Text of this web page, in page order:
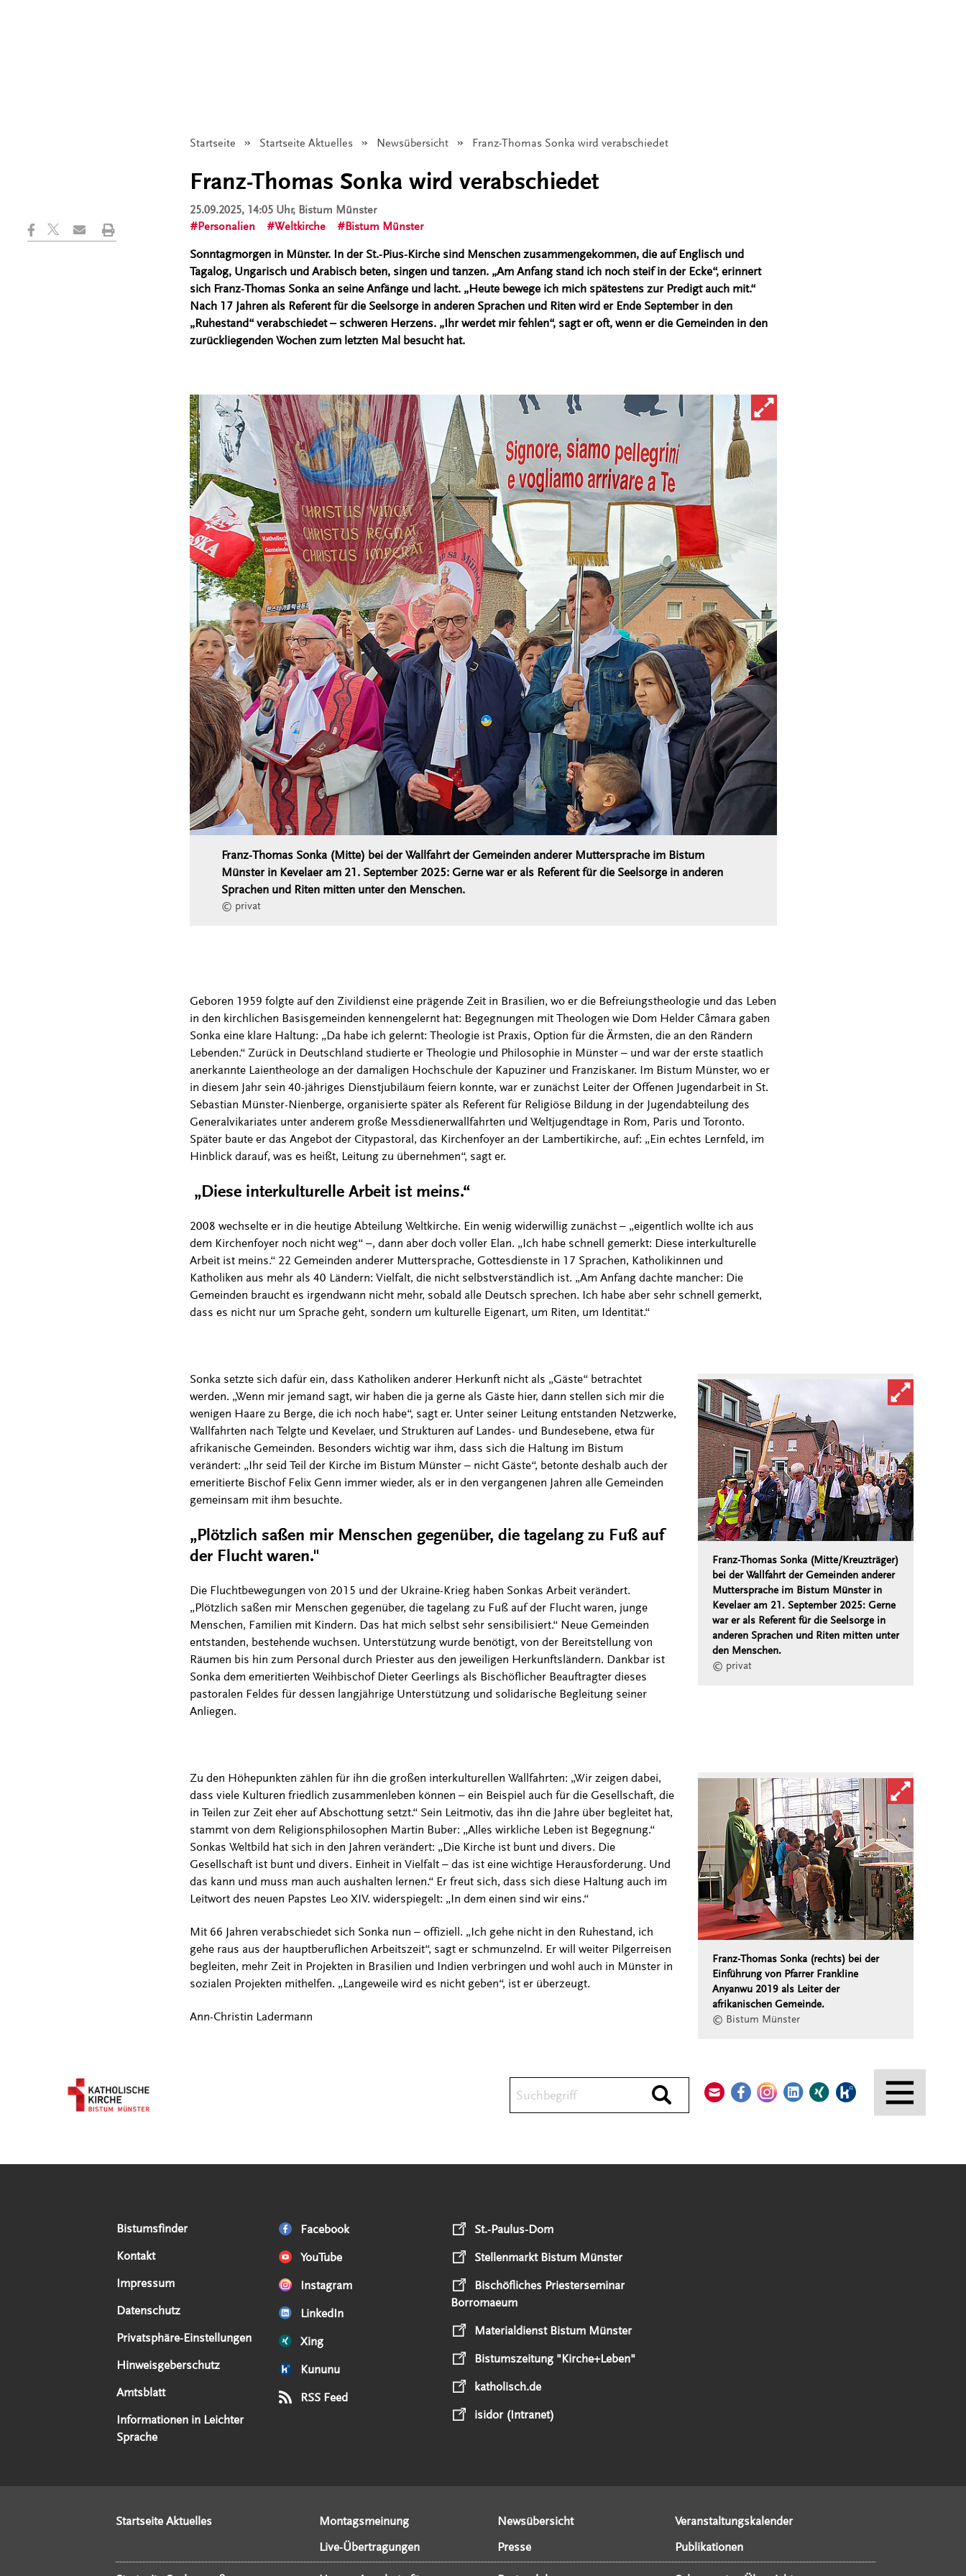
Durchsuchen
Startseite Startseite Aktuelles Newsübersicht Angezeigt:
Franz-Thomas Sonka wird verabschiedet
Franz-Thomas Sonka wird verabschiedet
25.09.2025, 14:05 Uhr, Bistum Münster
Personalien
Weltkirche Bistum Münster
Sonntagmorgen in Münster. In der St.-Pius-Kirche sind Menschen zusammengekommen, die auf Englisch und
Tagalog, Ungarisch und Arabisch beten, singen und tanzen. „Am Anfang stand ich noch steif in der Ecke“, erinnert
sich Franz-Thomas Sonka an seine Anfänge und lacht. „Heute bewege ich mich spätestens zur Predigt auch mit.“
Nach 17 Jahren als Referent für die Seelsorge in anderen Sprachen und Riten wird er Ende September in den
„Ruhestand“ verabschiedet – schweren Herzens. „Ihr werdet mir fehlen“, sagt er oft, wenn er die Gemeinden in den
zurückliegenden Wochen zum letzten Mal besucht hat.
Bild in vergrößerter Ansicht
Franz-Thomas Sonka (Mitte) bei der Wallfahrt der Gemeinden anderer Muttersprache im Bistum
Münster in Kevelaer am 21. September 2025: Gerne war er als Referent für die Seelsorge in anderen
Sprachen und Riten mitten unter den Menschen.
© privat
Geboren 1959 folgte auf den Zivildienst eine prägende Zeit in Brasilien, wo er die Befreiungstheologie und das Leben
in den kirchlichen Basisgemeinden kennengelernt hat: Begegnungen mit Theologen wie Dom Helder Câmara gaben
Sonka eine klare Haltung: „Da habe ich gelernt: Theologie ist Praxis, Option für die Ärmsten, die an den Rändern
Lebenden.“ Zurück in Deutschland studierte er Theologie und Philosophie in Münster – und war der erste staatlich
anerkannte Laientheologe an der damaligen Hochschule der Kapuziner und Franziskaner. Im Bistum Münster, wo er
in diesem Jahr sein 40-jähriges Dienstjubiläum feiern konnte, war er zunächst Leiter der Offenen Jugendarbeit in St.
Sebastian Münster-Nienberge, organisierte später als Referent für Religiöse Bildung in der Jugendabteilung des
Generalvikariates unter anderem große Messdienerwallfahrten und Weltjugendtage in Rom, Paris und Toronto.
Später baute er das Angebot der Citypastoral, das Kirchenfoyer an der Lambertikirche, auf: „Ein echtes Lernfeld, im
Hinblick darauf, was es heißt, Leitung zu übernehmen“, sagt er.
„Diese interkulturelle Arbeit ist meins.“
2008 wechselte er in die heutige Abteilung Weltkirche. Ein wenig widerwillig zunächst – „eigentlich wollte ich aus
dem Kirchenfoyer noch nicht weg“ –, dann aber doch voller Elan. „Ich habe schnell gemerkt: Diese interkulturelle
Arbeit ist meins.“ 22 Gemeinden anderer Muttersprache, Gottesdienste in 17 Sprachen, Katholikinnen und
Katholiken aus mehr als 40 Ländern: Vielfalt, die nicht selbstverständlich ist. „Am Anfang dachte mancher: Die
Gemeinden braucht es irgendwann nicht mehr, sobald alle Deutsch sprechen. Ich habe aber sehr schnell gemerkt,
dass es nicht nur um Sprache geht, sondern um kulturelle Eigenart, um Riten, um Identität.“
Bild in
Franz-Thomas Sonka (Mitte/Kreuzträger)
bei der Wallfahrt der Gemeinden anderer
Muttersprache im Bistum Münster in
Kevelaer am 21. September 2025: Gerne
war er als Referent für die Seelsorge in
anderen Sprachen und Riten mitten unter
den Menschen.
© privat
Sonka setzte sich dafür ein, dass Katholiken anderer Herkunft nicht als „Gäste“ betrachtet
werden. „Wenn mir jemand sagt, wir haben die ja gerne als Gäste hier, dann stellen sich mir die
wenigen Haare zu Berge, die ich noch habe“, sagt er. Unter seiner Leitung entstanden Netzwerke,
Wallfahrten nach Telgte und Kevelaer, und Strukturen auf Landes- und Bundesebene, etwa für
afrikanische Gemeinden. Besonders wichtig war ihm, dass sich die Haltung im Bistum
verändert: „Ihr seid Teil der Kirche im Bistum Münster – nicht Gäste“, betonte deshalb auch der
emeritierte Bischof Felix Genn immer wieder, als er in den vergangenen Jahren alle Gemeinden
gemeinsam mit ihm besuchte.
„Plötzlich saßen mir Menschen gegenüber, die tagelang zu Fuß auf
der Flucht waren."
Die Fluchtbewegungen von 2015 und der Ukraine-Krieg haben Sonkas Arbeit verändert.
„Plötzlich saßen mir Menschen gegenüber, die tagelang zu Fuß auf der Flucht waren, junge
Menschen, Familien mit Kindern. Das hat mich selbst sehr sensibilisiert.“ Neue Gemeinden
entstanden, bestehende wuchsen. Unterstützung wurde benötigt, von der Bereitstellung von
Räumen bis hin zum Personal durch Priester aus den jeweiligen Herkunftsländern. Dankbar ist
Sonka dem emeritierten Weihbischof Dieter Geerlings als Bischöflicher Beauftragter dieses
pastoralen Feldes für dessen langjährige Unterstützung und solidarische Begleitung seiner
Anliegen.
Bild in
Franz-Thomas Sonka (rechts) bei der
Einführung von Pfarrer Frankline
Anyanwu 2019 als Leiter der
afrikanischen Gemeinde.
© Bistum Münster
Zu den Höhepunkten zählen für ihn die großen interkulturellen Wallfahrten: „Wir zeigen dabei,
dass viele Kulturen friedlich zusammenleben können – ein Beispiel auch für die Gesellschaft, die
in Teilen zur Zeit eher auf Abschottung setzt.“ Sein Leitmotiv, das ihn die Jahre über begleitet hat,
stammt von dem Religionsphilosophen Martin Buber: „Alles wirkliche Leben ist Begegnung.“
Sonkas Weltbild hat sich in den Jahren verändert: „Die Kirche ist bunt und divers. Die
Gesellschaft ist bunt und divers. Einheit in Vielfalt – das ist eine wichtige Herausforderung. Und
das kann und muss man auch aushalten lernen.“ Er freut sich, dass sich diese Haltung auch im
Leitwort des neuen Papstes Leo XIV. widerspiegelt: „In dem einen sind wir eins.“
Mit 66 Jahren verabschiedet sich Sonka nun – offiziell. „Ich gehe nicht in den Ruhestand, ich
gehe raus aus der hauptberuflichen Arbeitszeit“, sagt er schmunzelnd. Er will weiter Pilgerreisen
begleiten, mehr Zeit in Projekten in Brasilien und Indien verbringen und wohl auch in Münster in
sozialen Projekten mithelfen. „Langeweile wird es nicht geben“, ist er überzeugt.
Ann-Christin Ladermann
Serviceangebote
Bistumsfinder
Kontakt
Impressum
Datenschutz
Privatsphäre-Einstellungen
Hinweisgeberschutz
Amtsblatt
Informationen in Leichter
Sprache
Social Media Angebote Facebook
YouTube
Instagram
LinkedIn
Xing
Kununu
RSS Feed
Externe Links St.-Paulus-Dom
Stellenmarkt Bistum Münster
Bischöfliches Priesterseminar
Borromaeum
Materialdienst Bistum Münster
Bistumszeitung "Kirche+Leben"
katholisch.de
isidor (Intranet)
Startseite Aktuelles Montagsmeinung Newsübersicht
Veranstaltungskalender
Live-Übertragungen
Presse Publikationen